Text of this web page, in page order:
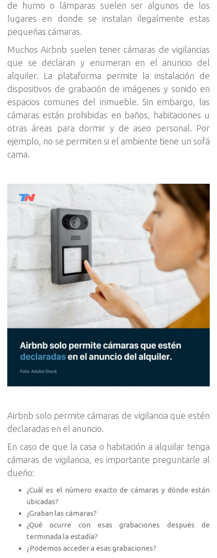
de humo o lámparas suelen ser algunos de los
lugares en donde se instalan ilegalmente estas
pequeñas cámaras.
Muchos Airbnb suelen tener cámaras de vigilancias
que se declaran y enumeran en el anuncio del
alquiler. La plataforma permite la instalación de
dispositivos de grabación de imágenes y sonido en
espacios comunes del inmueble. Sin embargo, las
cámaras están prohibidas en baños, habitaciones u
otras áreas para dormir y de aseo personal. Por
ejemplo, no se permiten si el ambiente tiene un sofá
cama.
Airbnb solo permite cámaras de vigilancia que estén
declaradas en el anuncio.
En caso de que la casa o habitación a alquilar tenga
cámaras de vigilancia, es importante preguntarle al
dueño:
¿Cuál es el número exacto de cámaras y dónde están
ubicadas?
¿Graban las cámaras?
¿Qué ocurre con esas grabaciones después de
terminada la estadía?
¿Podemos acceder a esas grabaciones?